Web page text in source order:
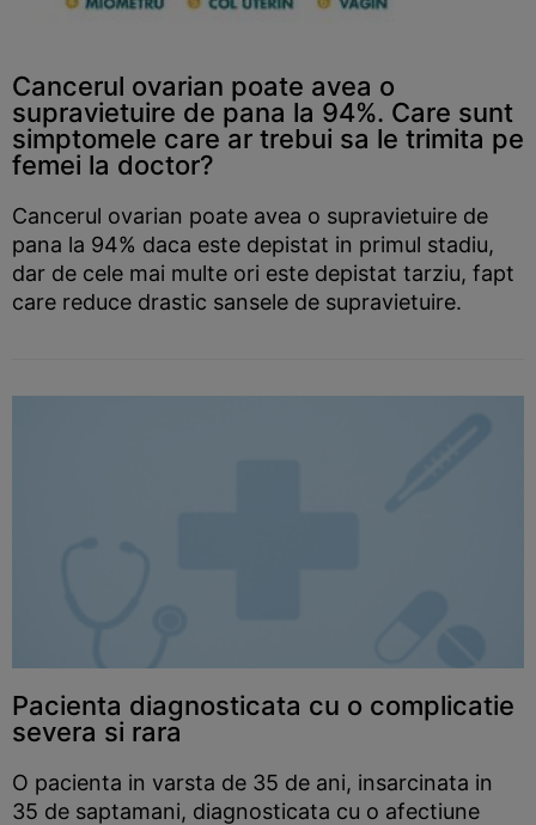
Cancerul ovarian poate avea o
supravietuire de pana la 94%. Care sunt
simptomele care ar trebui sa le trimita pe
femei la doctor?
Cancerul ovarian poate avea o supravietuire de
pana la 94% daca este depistat in primul stadiu,
dar de cele mai multe ori este depistat tarziu, fapt
care reduce drastic sansele de supravietuire.
Pacienta diagnosticata cu o complicatie
severa si rara
O pacienta in varsta de 35 de ani, insarcinata in
35 de saptamani, diagnosticata cu o afectiune